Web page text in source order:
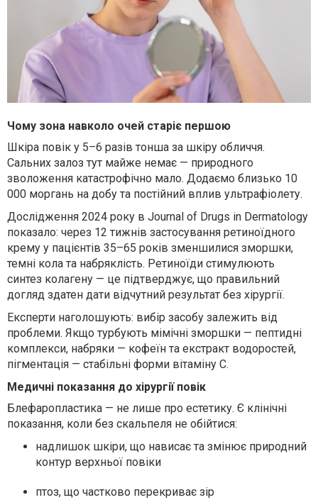
Чому зона навколо очей старіє першою
Шкіра повік у 5–6 разів тонша за шкіру обличчя.
Сальних залоз тут майже немає — природного
зволоження катастрофічно мало. Додаємо близько 10
000 моргань на добу та постійний вплив ультрафіолету.
Дослідження 2024 року в Journal of Drugs in Dermatology
показало: через 12 тижнів застосування ретиноїдного
крему у пацієнтів 35–65 років зменшилися зморшки,
темні кола та набряклість. Ретиноїди стимулюють
синтез колагену — це підтверджує, що правильний
догляд здатен дати відчутний результат без хірургії.
Експерти наголошують: вибір засобу залежить від
проблеми. Якщо турбують мімічні зморшки — пептидні
комплекси, набряки — кофеїн та екстракт водоростей,
пігментація — стабільні форми вітаміну С.
Медичні показання до хірургії повік
Блефаропластика — не лише про естетику. Є клінічні
показання, коли без скальпеля не обійтися:
надлишок шкіри, що нависає та змінює природний
контур верхньої повіки
птоз, що частково перекриває зір